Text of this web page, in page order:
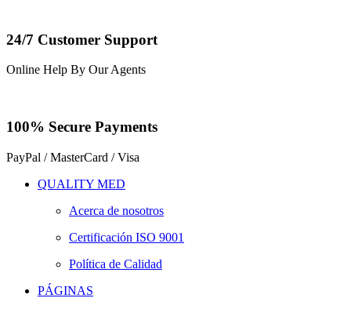
24/7 Customer Support
Online Help By Our Agents
100% Secure Payments
PayPal / MasterCard / Visa
QUALITY MED
Acerca de nosotros
Certificación ISO 9001
Política de Calidad
PÁGINAS